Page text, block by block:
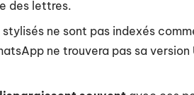
des lettres.
ne sont pas indexés
ne trouvera pas sa